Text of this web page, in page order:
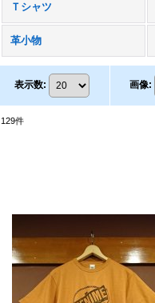
Ｔシャツ
革小物
表示数: 画像:
129件